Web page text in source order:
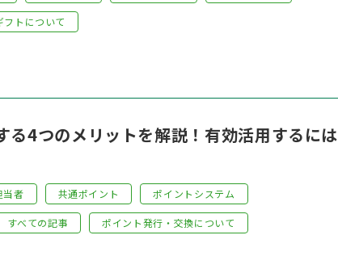
フトについて
る4つのメリットを解説！有効活用するには
当者 共通ポイント ポイントシステム
すべての記事 ポイント発行・交換について